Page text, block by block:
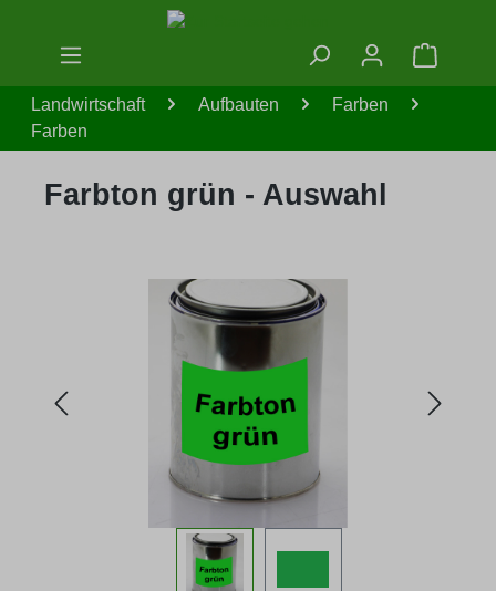
Zum Hauptinhalt springen
Landwirtschaft Aufbauten
Farben
Farben
Farbton grün - Auswahl
Bildergalerie überspringen